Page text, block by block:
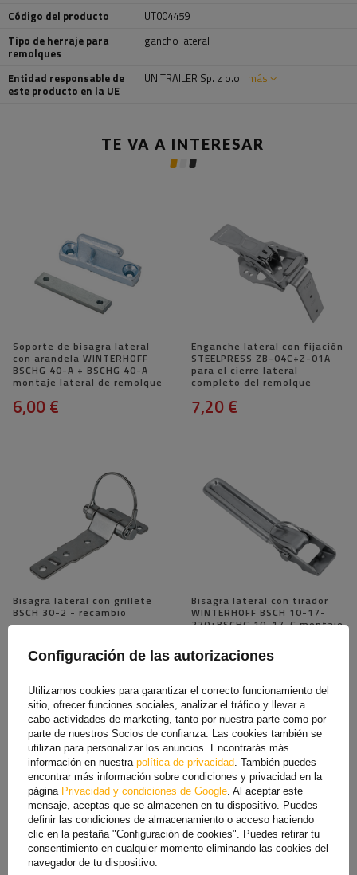
Código del producto
UT004459
Tipo de herraje para
remolques
gancho lateral
Entidad responsable de
este producto en la UE
UNITRAILER Sp. z o.o más
TE VA A INTERESAR
Soporte de bisagra lateral
con arandela WINTERHOFF
BSCHG 40-A + BSCHG 40-A
montaje lateral de remolque
6,00 €
Enganche lateral con fijación
STEELPRESS ZB-04C+Z-01A
para el cierre lateral
completo del remolque
7,20 €
Bisagra lateral con grillete
BSCH 30-2 - recambio
Bisagra lateral con tirador
WINTERHOFF BSCH 10-17-
270+BSCHG 10-17-C montaje
remolque
Soporte de enganche lateral
Configuración de las autorizaciones
Utilizamos cookies para garantizar el correcto funcionamiento del
sitio, ofrecer funciones sociales, analizar el tráfico y llevar a
cabo actividades de marketing, tanto por nuestra parte como por
parte de nuestros Socios de confianza. Las cookies también se
utilizan para personalizar los anuncios. Encontrarás más
información en nuestra política de privacidad. También puedes
encontrar más información sobre condiciones y privacidad en la
página Privacidad y condiciones de Google. Al aceptar este
mensaje, aceptas que se almacenen en tu dispositivo. Puedes
definir las condiciones de almacenamiento o acceso haciendo
clic en la pestaña "Configuración de cookies". Puedes retirar tu
consentimiento en cualquier momento eliminando las cookies del
navegador de tu dispositivo.